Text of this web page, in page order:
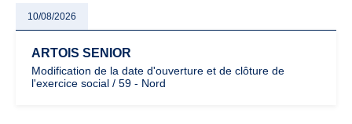
10/08/2026
ARTOIS SENIOR
Modification de la date d'ouverture et de clôture de
l'exercice social / 59 - Nord